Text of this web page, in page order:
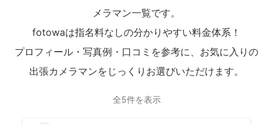
メラマン一覧です。
fotowaは指名料なしの分かりやすい料金体系！
プロフィール・写真例・口コミを参考に、お気に入りの
出張カメラマンをじっくりお選びいただけます。
全5件を表示